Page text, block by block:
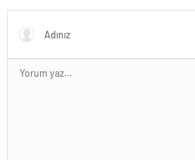
FESTİVALİ” HEYECANI
GAZİOSMANPAŞA’DA
YAŞANACAK